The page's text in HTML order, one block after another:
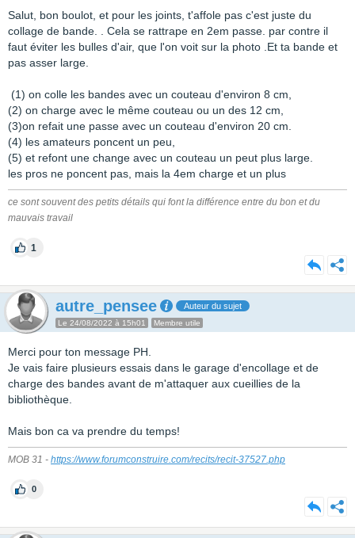
Salut, bon boulot, et pour les joints, t'affole pas c'est juste du
collage de bande. . Cela se rattrape en 2em passe. par contre il
faut éviter les bulles d'air, que l'on voit sur la photo .Et ta bande et
pas asser large.
(1) on colle les bandes avec un couteau d'environ 8 cm,
(2) on charge avec le même couteau ou un des 12 cm,
(3)on refait une passe avec un couteau d'environ 20 cm.
(4) les amateurs poncent un peu,
(5) et refont une change avec un couteau un peut plus large.
les pros ne poncent pas, mais la 4em charge et un plus
ce sont souvent des petits détails qui font la différence entre du bon et du
mauvais travail
1
autre_pensee Auteur du sujet
Le 24/08/2022 à 15h01 Membre utile
Merci pour ton message PH.
Je vais faire plusieurs essais dans le garage d'encollage et de
charge des bandes avant de m'attaquer aux cueillies de la
bibliothèque.
Mais bon ca va prendre du temps!
MOB 31 - https://www.forumconstruire.com/recits/recit-37527.php
0